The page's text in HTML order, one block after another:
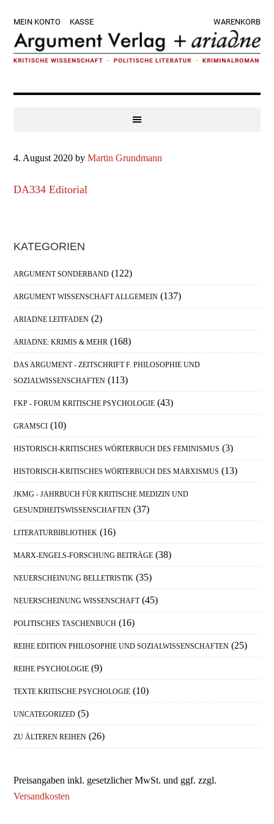
Hauptnavigation
springen
main
content
Hauptsidebar
springen
Fußzeile
springen
MEIN KONTO KASSE WARENKORB
4. August 2020 byMartin Grundmann
DA334 Editorial
Haupt-
Sidebar
KATEGORIEN
ARGUMENT SONDERBAND (122)
ARGUMENT WISSENSCHAFT ALLGEMEIN (137)
ARIADNE LEITFADEN (2)
ARIADNE: KRIMIS & MEHR (168)
DAS ARGUMENT - ZEITSCHRIFT F. PHILOSOPHIE UND
SOZIALWISSENSCHAFTEN (113)
FKP - FORUM KRITISCHE PSYCHOLOGIE (43)
GRAMSCI (10)
HISTORISCH-KRITISCHES WÖRTERBUCH DES FEMINISMUS (3)
HISTORISCH-KRITISCHES WÖRTERBUCH DES MARXISMUS (13)
JKMG - JAHRBUCH FÜR KRITISCHE MEDIZIN UND
GESUNDHEITSWISSENSCHAFTEN (37)
LITERATURBIBLIOTHEK (16)
MARX-ENGELS-FORSCHUNG BEITRÄGE (38)
NEUERSCHEINUNG BELLETRISTIK (35)
NEUERSCHEINUNG WISSENSCHAFT (45)
POLITISCHES TASCHENBUCH (16)
REIHE EDITION PHILOSOPHIE UND SOZIALWISSENSCHAFTEN (25)
REIHE PSYCHOLOGIE (9)
TEXTE KRITISCHE PSYCHOLOGIE (10)
UNCATEGORIZED (5)
ZU ÄLTEREN REIHEN (26)
Preisangaben inkl. gesetzlicher MwSt. und ggf. zzgl.
Versandkosten